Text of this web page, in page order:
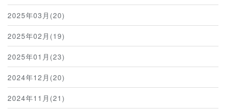
2025年03月(20)
2025年02月(19)
2025年01月(23)
2024年12月(20)
2024年11月(21)